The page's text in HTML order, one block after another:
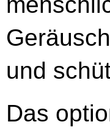
und
Das